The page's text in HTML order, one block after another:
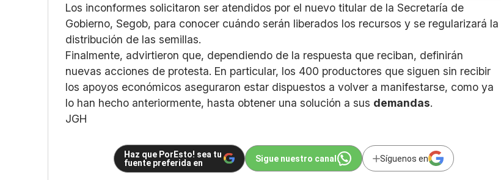
Los inconformes solicitaron ser atendidos por el nuevo titular de la Secretaría de
Gobierno, Segob, para conocer cuándo serán liberados los recursos y se regularizará la
distribución de las semillas.
Finalmente, advirtieron que, dependiendo de la respuesta que reciban, definirán
nuevas acciones de protesta. En particular, los 400 productores que siguen sin recibir
los apoyos económicos aseguraron estar dispuestos a volver a manifestarse, como ya
lo han hecho anteriormente, hasta obtener una solución a sus demandas.
JGH
Haz que PorEsto! sea tu
fuente preferida en
Sigue nuestro canal Síguenos en